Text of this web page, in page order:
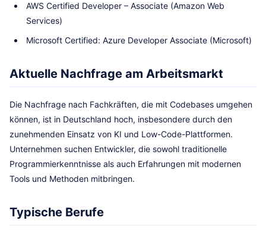
AWS Certified Developer – Associate (Amazon Web
Services)
Microsoft Certified: Azure Developer Associate (Microsoft)
Aktuelle Nachfrage am Arbeitsmarkt
Die Nachfrage nach Fachkräften, die mit Codebases umgehen
können, ist in Deutschland hoch, insbesondere durch den
zunehmenden Einsatz von KI und Low-Code-Plattformen.
Unternehmen suchen Entwickler, die sowohl traditionelle
Programmierkenntnisse als auch Erfahrungen mit modernen
Tools und Methoden mitbringen.
Typische Berufe